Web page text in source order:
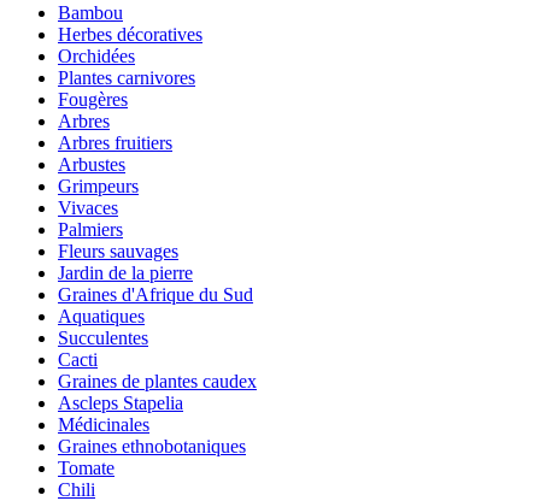
Bambou
Herbes décoratives
Orchidées
Plantes carnivores
Fougères
Arbres
Arbres fruitiers
Arbustes
Grimpeurs
Vivaces
Palmiers
Fleurs sauvages
Jardin de la pierre
Graines d'Afrique du Sud
Aquatiques
Succulentes
Cacti
Graines de plantes caudex
Ascleps Stapelia
Médicinales
Graines ethnobotaniques
Tomate
Chili